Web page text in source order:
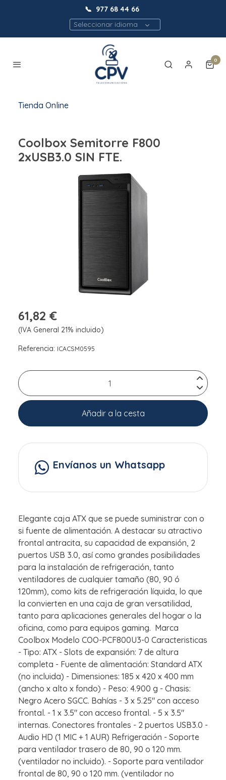
📞 977 68 44 66
Seleccionar idioma
0
Tienda Online
Coolbox Semitorre F800
2xUSB3.0 SIN FTE.
61,82 €
(IVA General 21% incluido)
Referencia: ICACSM0595
Añadir a la cesta
Envíanos un Whatsapp
Elegante caja ATX que se puede suministrar con o
si fuente de alimentación. A destacar su atractivo
frontal antracita, su capacidad de expansión, 2
puertos USB 3.0, así como grandes posibilidades
para la instalación de refrigeración, tanto
ventiladores de cualquier tamaño (80, 90 ó
120mm), como kits de refrigeración líquida, lo que
la convierten en una caja de gran versatilidad,
tanto para aplicaciones generales del hogar o la
oficina, como para equipos gaming. Marca
Coolbox Modelo COO-PCF800U3-0 Caracteristicas
- Tipo: ATX - Slots de expansión: 7 de altura
completa - Fuente de alimentación: Standard ATX
(no incluida) - Dimensiones: 185 x 420 x 400 mm
(ancho x alto x fondo) - Peso: 4.900 g - Chasis:
Negro Acero SGCC. Bahías - 3 x 5.25" con acceso
frontal. - 1 x 3.5" con acceso frontal. - 5 x 3.5"
internas. Conectores frontales - 2 puertos USB3.0 -
Audio HD (1 MIC + 1 AUR) Refrigeración - Soporte
para ventilador trasero de 80, 90 o 120 mm.
(ventilador no incluido). - Soporte para ventilador
frontal de 80, 90 o 120 mm. (ventilador no